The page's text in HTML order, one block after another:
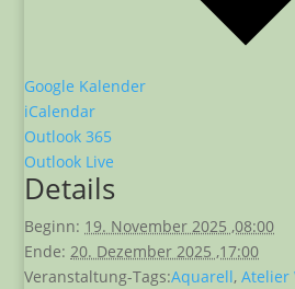
Google Kalender
iCalendar
Outlook 365
Outlook Live
Details
Beginn: 19. November 2025 ,08:00
Ende: 20. Dezember 2025 ,17:00
Veranstaltung-Tags:Aquarell,Atelier